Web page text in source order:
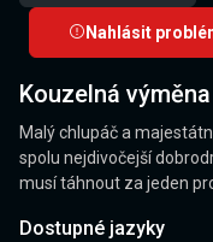
Nahlásit
Kouzelná výměna
Malý chlupáč a
spolu nejdivočejší
musí táhnout za jeden
Dostupné jazyky